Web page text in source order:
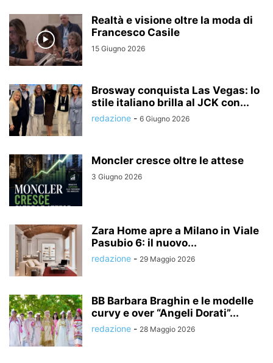
Realtà e visione oltre la moda di
Francesco Casile
15 Giugno 2026
Brosway conquista Las Vegas: lo
stile italiano brilla al JCK con...
redazione - 6 Giugno 2026
Moncler cresce oltre le attese
3 Giugno 2026
Zara Home apre a Milano in Viale
Pasubio 6: il nuovo...
redazione - 29 Maggio 2026
BB Barbara Braghin e le modelle
curvy e over “Angeli Dorati”...
redazione - 28 Maggio 2026